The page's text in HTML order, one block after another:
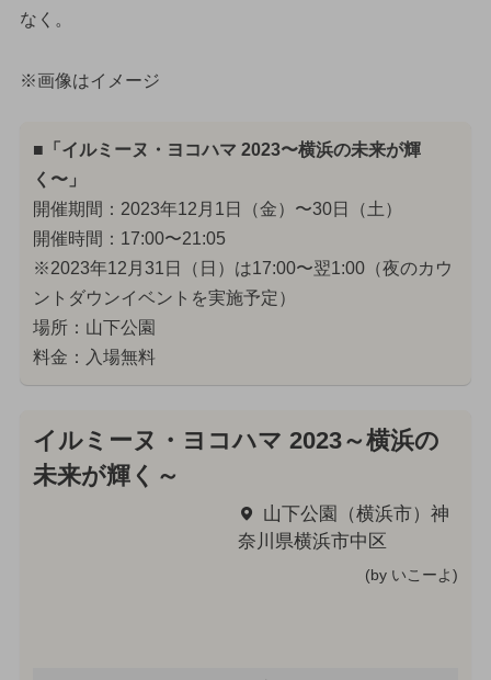
なく。
※画像はイメージ
■「イルミーヌ・ヨコハマ 2023〜横浜の未来が輝
く〜」
開催期間：2023年12月1日（金）〜30日（土）
開催時間：17:00〜21:05
※2023年12月31日（日）は17:00〜翌1:00（夜のカウ
ントダウンイベントを実施予定）
場所：山下公園
料金：入場無料
イルミーヌ・ヨコハマ 2023～横浜の
未来が輝く～
山下公園（横浜市）神
奈川県横浜市中区
(by いこーよ)